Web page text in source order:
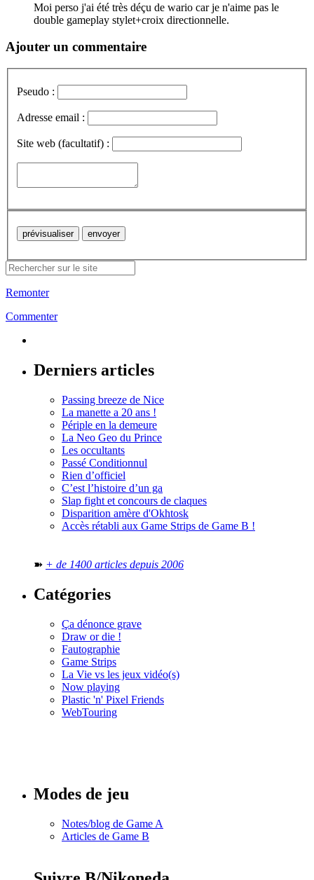
Moi perso j'ai été très déçu de wario car je n'aime pas le
double gameplay stylet+croix directionnelle.
Ajouter un commentaire
Pseudo :
Adresse email :
Site web (facultatif) :
Remonter
Commenter
Derniers articles
Passing breeze de Nice
La manette a 20 ans !
Périple en la demeure
La Neo Geo du Prince
Les occultants
Passé Conditionnul
Rien d’officiel
C’est l’histoire d’un ga
Slap fight et concours de claques
Disparition amère d'Okhtosk
Accès rétabli aux Game Strips de Game B !
➽ + de 1400 articles depuis 2006
Catégories
Ça dénonce grave
Draw or die !
Fautographie
Game Strips
La Vie vs les jeux vidéo(s)
Now playing
Plastic 'n' Pixel Friends
WebTouring
Modes de jeu
Notes/blog de Game A
Articles de Game B